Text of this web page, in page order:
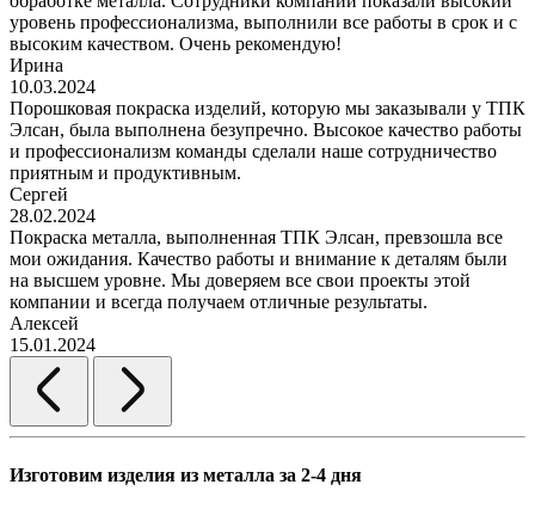
уровень профессионализма, выполнили все работы в срок и с
высоким качеством. Очень рекомендую!
Ирина
10.03.2024
Порошковая покраска изделий, которую мы заказывали у ТПК
Элсан, была выполнена безупречно. Высокое качество работы
и профессионализм команды сделали наше сотрудничество
приятным и продуктивным.
Сергей
28.02.2024
Покраска металла, выполненная ТПК Элсан, превзошла все
мои ожидания. Качество работы и внимание к деталям были
на высшем уровне. Мы доверяем все свои проекты этой
компании и всегда получаем отличные результаты.
Алексей
15.01.2024
Изготовим изделия из металла за 2-4 дня